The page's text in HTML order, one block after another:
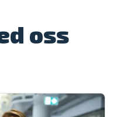
oss